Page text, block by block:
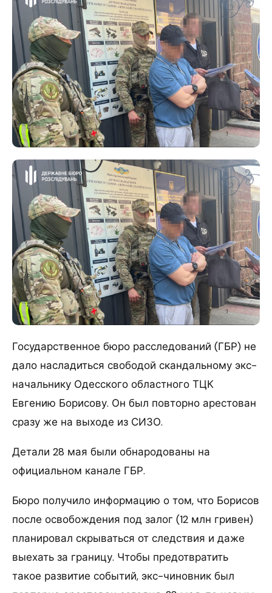
Государственное бюро расследований (ГБР) не
дало насладиться свободой скандальному экс-
начальнику Одесского областного ТЦК
Евгению Борисову. Он был повторно арестован
сразу же на выходе из СИЗО.
Детали 28 мая были обнародованы на
официальном канале ГБР.
Бюро получило информацию о том, что Борисов
после освобождения под залог (12 млн гривен)
планировал скрываться от следствия и даже
выехать за границу. Чтобы предотвратить
такое развитие событий, экс-чиновник был